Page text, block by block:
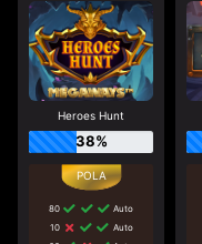
Heroes Hunt
38%
80
Auto
10
Auto